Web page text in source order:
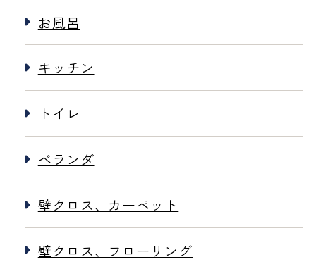
お風呂
キッチン
トイレ
ベランダ
壁クロス、カーペット
壁クロス、フローリング